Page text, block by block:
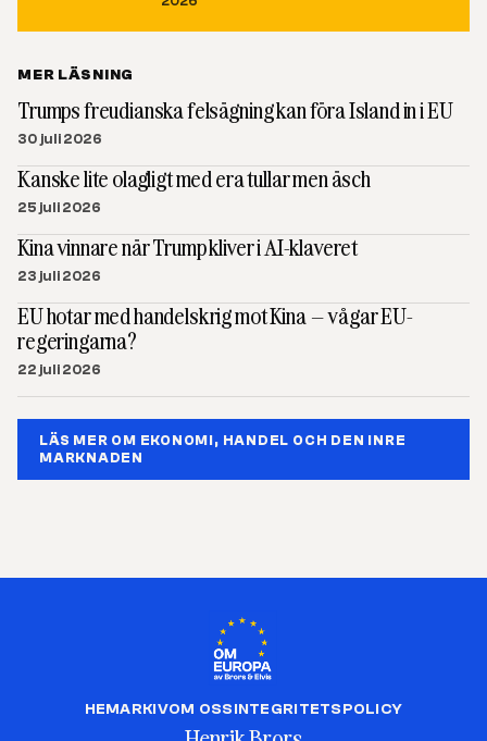
MER LÄSNING
Trumps freudianska felsägning kan föra Island in i EU
30 juli 2026
Kanske lite olagligt med era tullar men äsch
25 juli 2026
Kina vinnare när Trump kliver i AI-klaveret
23 juli 2026
EU hotar med handelskrig mot Kina – vågar EU-
regeringarna?
22 juli 2026
LÄS MER OM EKONOMI, HANDEL OCH DEN INRE
MARKNADEN
HEMARKIVOM OSSINTEGRITETSPOLICY